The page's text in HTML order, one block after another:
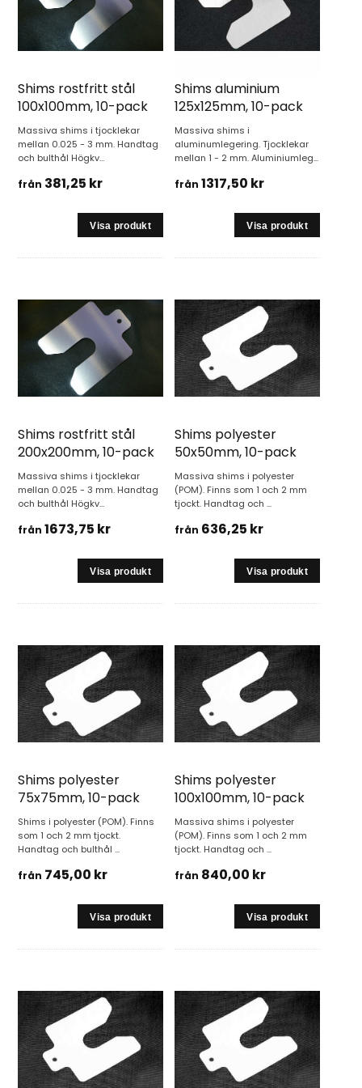
utjämna grövre toleranser och vid installationer av
ett stort antal motorer. Våra massiva shims
levereras i standardutförande i rostfritt stål eller
dessa shims under
massiva shims.
SPECIALTILLVERKADE SHIMS
Är det kundanpassade shims ni söker så går det att
finna mer info under
specialtillverkade shims, eller
så kan ni redan nu
skicka en förfrågan.
och funderingar.
Shims rostfritt stål
100x100mm, 10-pack
Massiva shims i tjocklekar
mellan 0.025 - 3 mm. Handtag
och bulthål Högkv...
från 381,25 kr
Shims aluminium
125x125mm, 10-pack
Massiva shims i
aluminumlegering. Tjocklekar
mellan 1 - 2 mm. Aluminiumleg...
från 1317,50 kr
Shims rostfritt stål
200x200mm, 10-pack
Massiva shims i tjocklekar
mellan 0.025 - 3 mm. Handtag
och bulthål Högkv...
från 1673,75 kr
Shims polyester
50x50mm, 10-pack
Massiva shims i polyester
(POM). Finns som 1 och 2 mm
tjockt. Handtag och ...
från 636,25 kr
Shims polyester
75x75mm, 10-pack
Shims i polyester (POM). Finns
som 1 och 2 mm tjockt.
Handtag och bulthål ...
från 745,00 kr
Shims polyester
100x100mm, 10-pack
Massiva shims i polyester
(POM). Finns som 1 och 2 mm
tjockt. Handtag och ...
från 840,00 kr